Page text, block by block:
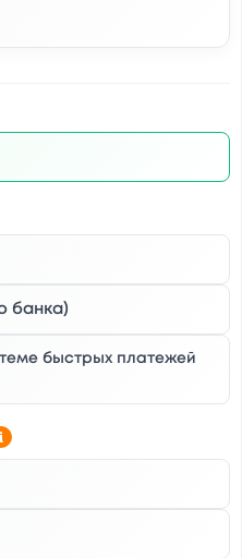
банка)
быстрых платежей